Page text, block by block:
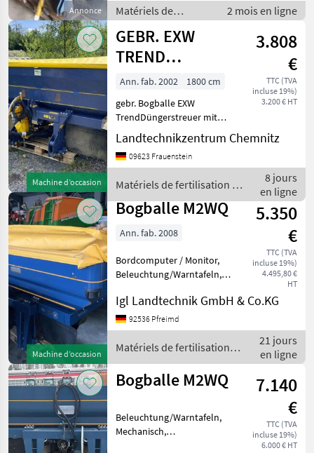
Annonce
Matériels de
fertilisation et
irrigation /
Distributeurs
d’engrais minéral
2 mois en ligne
Machine d’occasion
GEBR. EXW
TREND
BOGBALLE
DÜNGE
3.808
€
TTC (TVA
incluse 19%)
3.200 € HT
Ann. fab. 2002
1800 cm
gebr. Bogballe EXW
TrendDüngerstreuer mit
mechanischem Antrieb
WiegeeinrichtungFüllmenge
ca. 2.200 Liter18 Meter
Bedienteil, Gelenkwelle,
Dokument
Landtechnikzentrum Chemnitz
09623 Frauenstein
Matériels de fertilisation et
irrigation / Bogballe
8 jours
en ligne
Machine d’occasion
Bogballe M2WQ
5.350
€
TTC (TVA
incluse 19%)
4.495,80 €
HT
Ann. fab. 2008
Bordcomputer / Monitor,
Beleuchtung/Warntafeln,
Mechanisch,
Bedienterminal, Plane,
Wiegeeinrichtung, ISOBUS,
Rollvorrichtung,
Igl Landtechnik GmbH & Co.KG
92536 Pfreimd
Matériels de fertilisation et
irrigation / Bogballe
21 jours
en ligne
Bogballe M2WQ
7.140
€
TTC (TVA
incluse 19%)
6.000 € HT
Beleuchtung/Warntafeln,
Mechanisch,